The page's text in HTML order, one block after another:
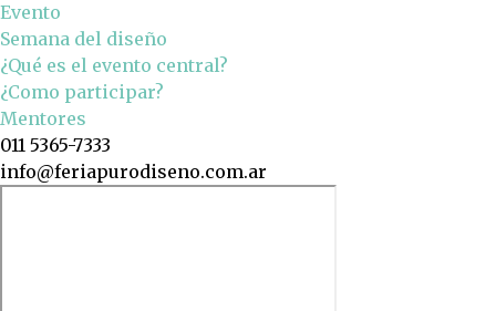
Evento
Semana del diseño
¿Qué es el evento central?
¿Como participar?
Mentores
011 5365-7333
info@feriapurodiseno.com.ar